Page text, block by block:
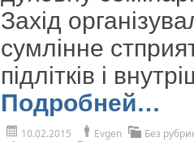
Захід
сумлінне
підлітків і
Подробней…
10.02.2015 Evgen Без